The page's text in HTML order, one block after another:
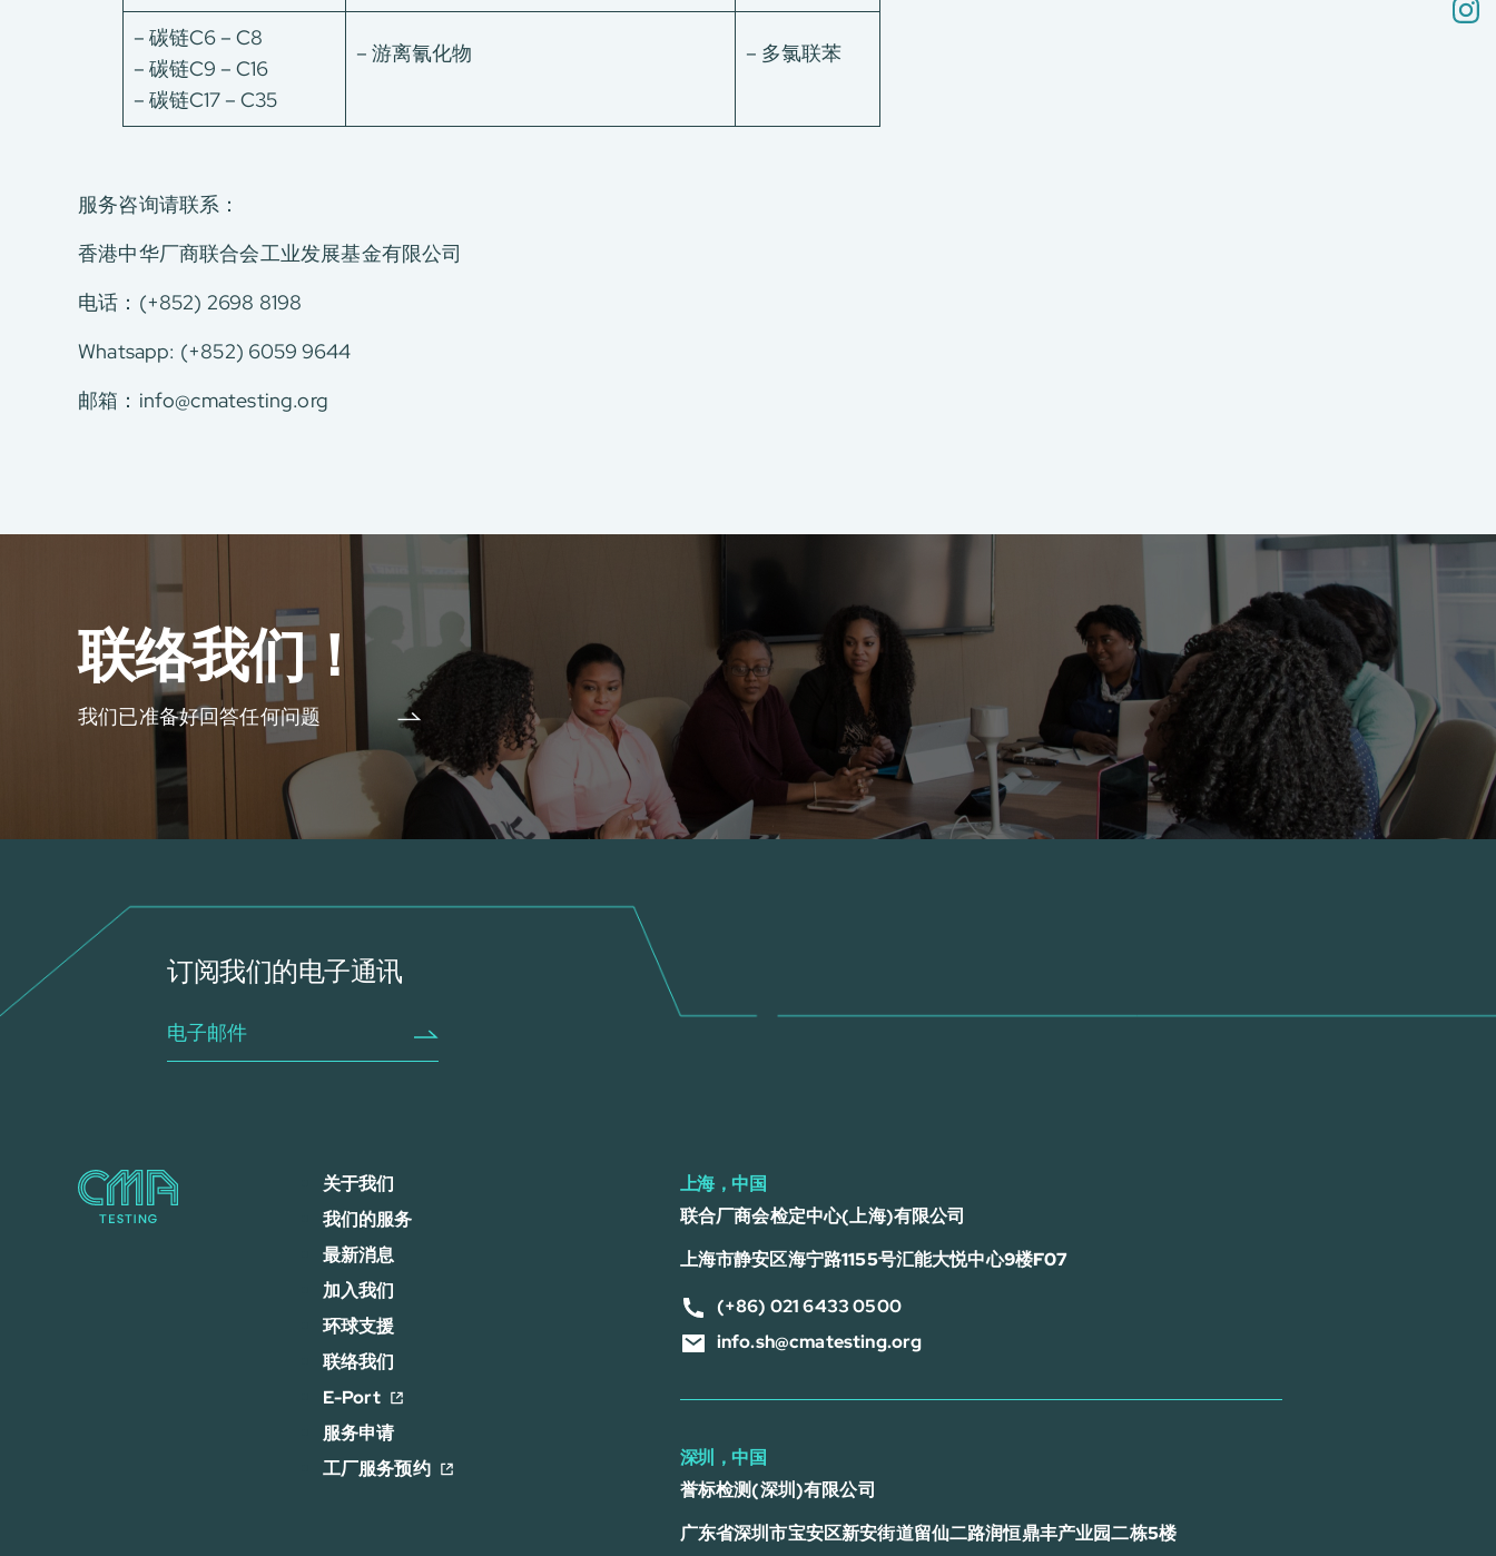
加入我们
环球支援
联络我们
E-Port
– 碳链C6 – C8
– 碳链C9 – C16
– 碳链C17 – C35
– 游离氰化物 – 多氯联苯
服务咨询请联系：
香港中华厂商联合会工业发展基金有限公司
电话：(+852) 2698 8198
Whatsapp: (+852) 6059 9644
邮箱： info@cmatesting.org
联络我们！
我们已准备好回答任何问题
订阅我们的电子通讯
关于我们
我们的服务
最新消息
加入我们
环球支援
联络我们
E-Port
服务申请
工厂服务预约
上海，中国
联合厂商会检定中心(上海)有限公司
上海市静安区海宁路1155号汇能大悦中心9楼F07
(+86) 021 6433 0500
info.sh@cmatesting.org
深圳，中国
誉标检测(深圳)有限公司
广东省深圳市宝安区新安街道留仙二路润恒鼎丰产业园二栋5楼